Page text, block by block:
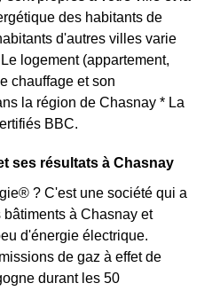
des habitants de
d'autres villes varie
logement (appartement,
chauffage et son
la région de Chasnay * La
BBC.
ses résultats à Chasnay
? C'est une société qui a
à Chasnay et
d'énergie électrique.
de gaz à effet de
durant les 50